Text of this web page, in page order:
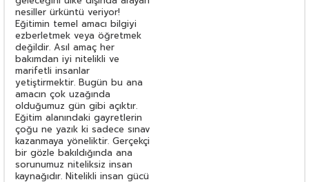
nesiller ürküntü veriyor!
Eğitimin temel amacı bilgiyi
ezberletmek veya öğretmek
değildir. Asıl amaç her
bakımdan iyi nitelikli ve
marifetli insanlar
yetiştirmektir. Bugün bu ana
amacın çok uzağında
olduğumuz gün gibi açıktır.
Eğitim alanındaki gayretlerin
çoğu ne yazık ki sadece sınav
kazanmaya yöneliktir. Gerçekçi
bir gözle bakıldığında ana
sorunumuz niteliksiz insan
kaynağıdır. Nitelikli insan gücü